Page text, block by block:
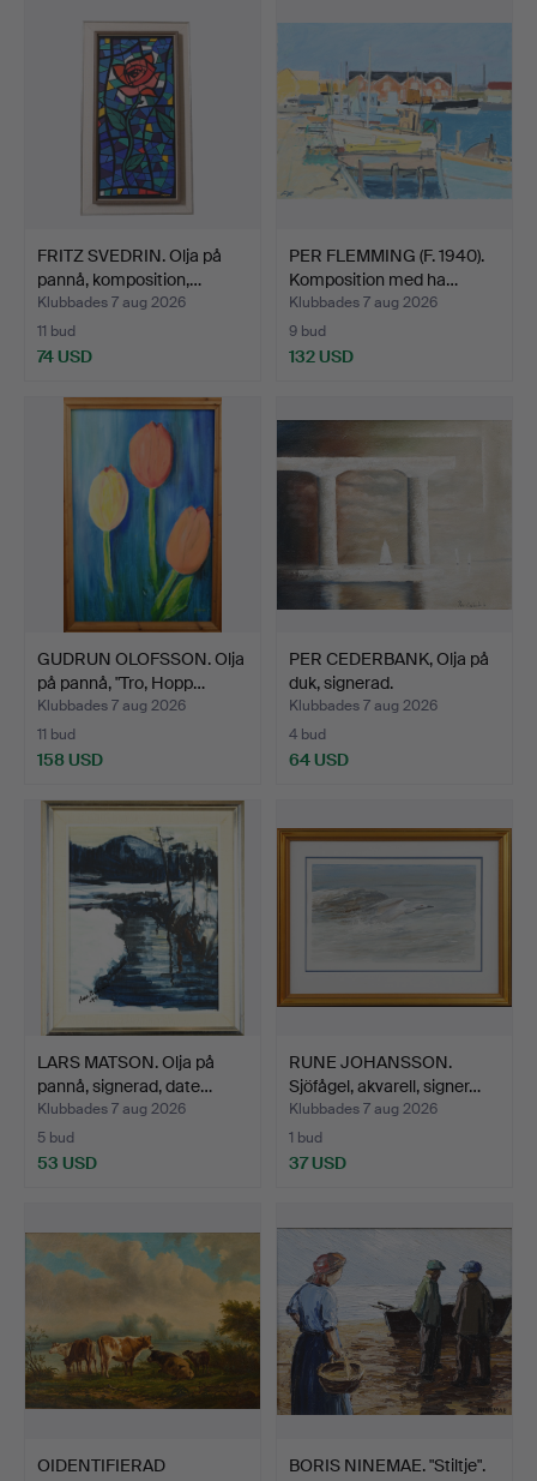
FRITZ SVEDRIN. Olja på
pannå, komposition,…
Klubbades 7 aug 2026
11 bud
74 USD
PER FLEMMING (F. 1940).
Komposition med ha…
Klubbades 7 aug 2026
9 bud
132 USD
GUDRUN OLOFSSON. Olja
på pannå, "Tro, Hopp…
Klubbades 7 aug 2026
11 bud
158 USD
PER CEDERBANK, Olja på
duk, signerad.
Klubbades 7 aug 2026
4 bud
64 USD
LARS MATSON. Olja på
pannå, signerad, date…
Klubbades 7 aug 2026
5 bud
53 USD
RUNE JOHANSSON.
Sjöfågel, akvarell, signer…
Klubbades 7 aug 2026
1 bud
37 USD
OIDENTIFIERAD
BORIS NINEMAE. "Stiltje".